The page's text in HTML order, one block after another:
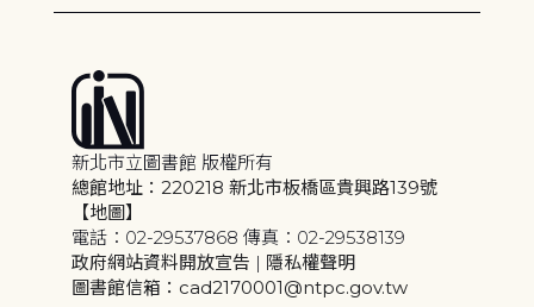
新北市立圖書館 版權所有
總館地址：220218 新北市板橋區貴興路139號
【地圖】
電話：02-29537868 傳真：02-29538139
政府網站資料開放宣告 | 隱私權聲明
圖書館信箱：cad2170001@ntpc.gov.tw